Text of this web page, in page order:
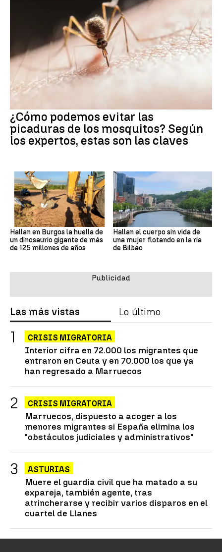
¿Cómo podemos evitar las
picaduras de los mosquitos? Según
los expertos, estas son las claves
Hallan en Burgos la huella de
un dinosaurio gigante de más
de 125 millones de años
Hallan el cuerpo sin vida de
una mujer flotando en la ría
de Bilbao
Las más vistas Lo último
CRISIS MIGRATORIA
Interior cifra en 72.000 los migrantes que
entraron en Ceuta y en 70.000 los que ya
han regresado a Marruecos
CRISIS MIGRATORIA
Marruecos, dispuesto a acoger a los
menores migrantes si España elimina los
"obstáculos judiciales y administrativos"
ASTURIAS
Muere el guardia civil que ha matado a su
expareja, también agente, tras
atrincherarse y recibir varios disparos en el
cuartel de Llanes